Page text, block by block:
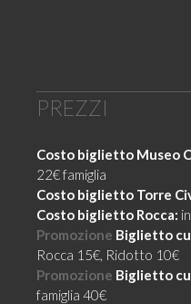
PREZZI
Costo biglietto Museo
22€ famiglia
Costo biglietto Torre
Costo biglietto Rocca:
Promozione Biglietto
Rocca 15€, Ridotto 10€
Promozione Biglietto
famiglia 40€